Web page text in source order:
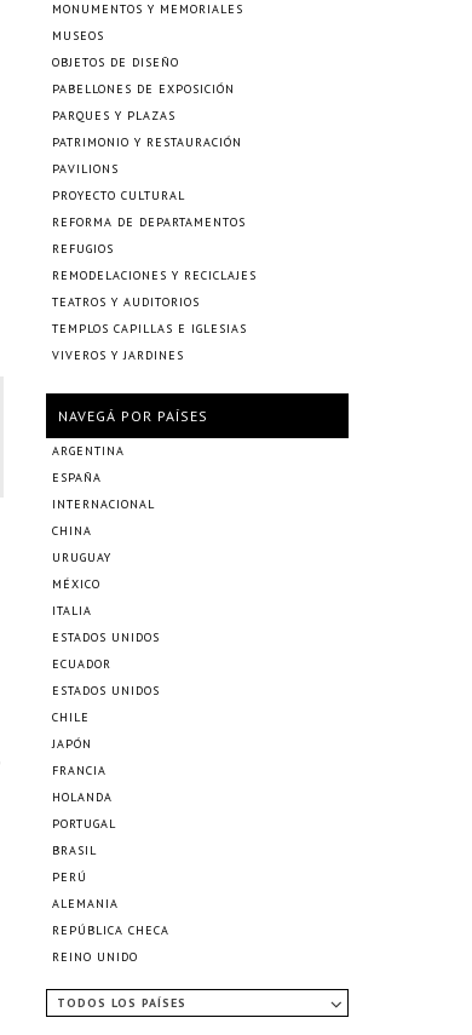
MONUMENTOS Y MEMORIALES
MUSEOS
OBJETOS DE DISEÑO
PABELLONES DE EXPOSICIÓN
PARQUES Y PLAZAS
PATRIMONIO Y RESTAURACIÓN
PAVILIONS
PROYECTO CULTURAL
REFORMA DE DEPARTAMENTOS
REFUGIOS
REMODELACIONES Y RECICLAJES
TEATROS Y AUDITORIOS
TEMPLOS CAPILLAS E IGLESIAS
VIVEROS Y JARDINES
NAVEGÁ POR PAÍSES
ARGENTINA
ESPAÑA
INTERNACIONAL
CHINA
URUGUAY
MÉXICO
ITALIA
ESTADOS UNIDOS
ECUADOR
ESTADOS UNIDOS
CHILE
JAPÓN
FRANCIA
HOLANDA
PORTUGAL
BRASIL
PERÚ
ALEMANIA
REPÚBLICA CHECA
REINO UNIDO
TODOS LOS PAÍSES